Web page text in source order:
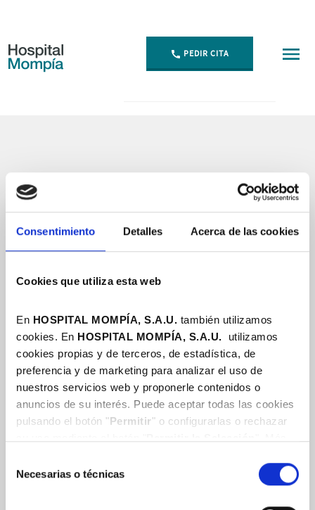
Consentimiento Detalles Acerca de las cookies
Cookies que utiliza esta web
En HOSPITAL MOMPÍA, S.A.U. también utilizamos
cookies. En HOSPITAL MOMPÍA, S.A.U. utilizamos
cookies propias y de terceros, de estadística, de
preferencia y de marketing para analizar el uso de
nuestros servicios web y proponerle contenidos o
anuncios de su interés. Puede aceptar todas las cookies
pulsando el botón "Permitir" o configurarlas o rechazar
Necesarias o técnicas
PEDIR CITA
Algo ha
debido salir
mal
Lo sentimos. Se ha
producido un error